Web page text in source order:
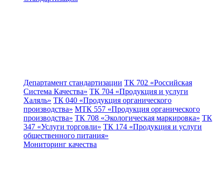
Департамент стандартизации ТК 702 «Российская
Система Качества» ТК 704 «Продукция и услуги
Халяль» ТК 040 «Продукция органического
производства» МТК 557 «Продукция органического
производства» ТК 708 «Экологическая маркировка» ТК
347 «Услуги торговли» ТК 174 «Продукция и услуги
общественного питания»
Мониторинг качества